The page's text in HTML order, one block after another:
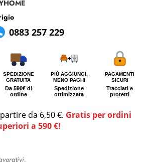
0883 257 229
SPEDIZIONE
GRATUITA
Da 590€ di
ordine
PIÙ AGGIUNGI,
MENO PAGHI
Spedizione
ottimizzata
PAGAMENTI
SICURI
Tracciati e
protetti
da 6,50 €. Gratis per ordini
a 590 €!